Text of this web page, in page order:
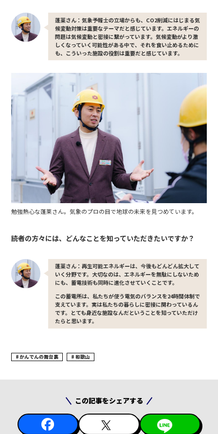
蓬莱さん：気象予報士の立場からも、CO2削減にはじまる気
候変動対策は重要なテーマだと感じています。エネルギーの
問題は気候変動と密接に繋がっています。気候変動がより激
しくなっていく可能性がある中で、それを食い止めるために
も、こういった施設の役割は重要だと感じています。
勉強熱心な蓬莱さん。気象のプロの目で地球の未来を見つめています。
――読者の方々には、どんなことを知っていただきたいですか？
蓬莱さん：再生可能エネルギーは、今後もどんどん拡大して
いく分野です。大切なのは、エネルギーを無駄にしないため
にも、蓄電技術も同時に進化させていくことです。
この蓄電所は、私たちが使う電気のバランスを24時間体制で
支えています。実は私たちの暮らしに密接に関わっているん
です。とても身近な施設なんだということを知っていただけ
たらと思います。
かんでんの舞台裏 和歌山
この記事をシェアする